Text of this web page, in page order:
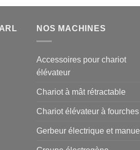
NOS MACHINES
Accessoires pour chariot
élévateur
Chariot à mât rétractable
Chariot élévateur à fourches
Gerbeur électrique et manuel